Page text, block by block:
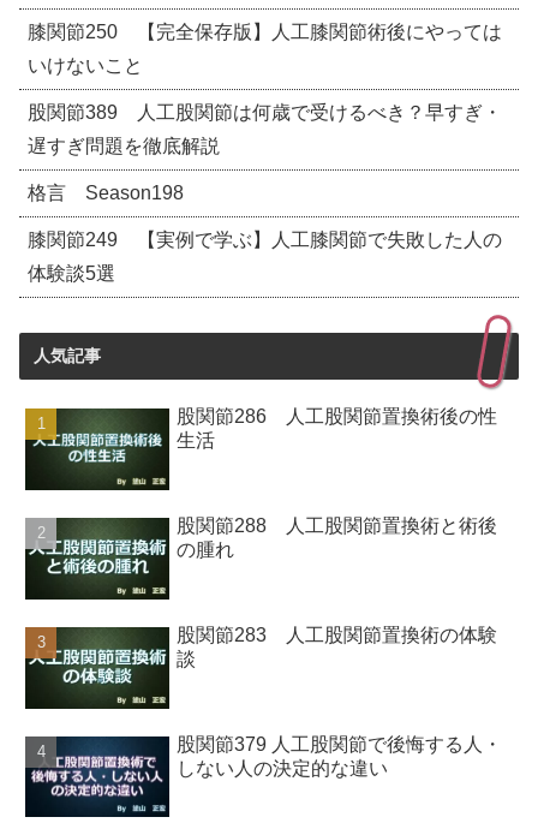
膝関節250 【完全保存版】人工膝関節術後にやっては
いけないこと
股関節389 人工股関節は何歳で受けるべき？早すぎ・
遅すぎ問題を徹底解説
格言 Season198
膝関節249 【実例で学ぶ】人工膝関節で失敗した人の
体験談5選
人気記事
股関節286 人工股関節置換術後の性
生活
股関節288 人工股関節置換術と術後
の腫れ
股関節283 人工股関節置換術の体験
談
股関節379 人工股関節で後悔する人・
しない人の決定的な違い